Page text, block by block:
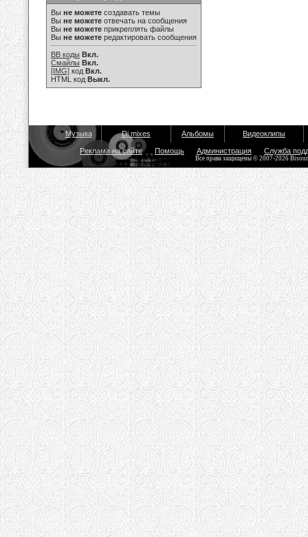
Вы не можете создавать темы
Вы не можете отвечать на сообщения
Вы не можете прикреплять файлы
Вы не можете редактировать сообщения
BB коды Вкл.
Смайлы Вкл.
[IMG] код Вкл.
HTML код Выкл.
Музыка Dj mixes Альбомы Видеоклипы
Реклама на сайте Помощь Администрация Служба
Все права защищены © 2007-2026